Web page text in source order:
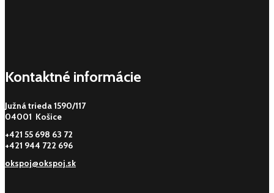
Kontaktné informácie
Južná trieda 1590/117
04001 Košice
+421 55 698 63 72
+421 944 722 696
okspoj@okspoj.sk